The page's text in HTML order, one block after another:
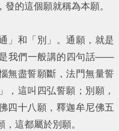
的這個願就稱為本願。
和「別」。通願，就是
我們一般講的四句話——
無盡誓願斷，法門無量誓
，這叫四弘誓願；別願，
四十八願，釋迦牟尼佛五
這都屬於別願。